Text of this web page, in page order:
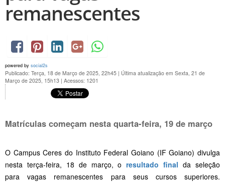
remanescentes
powered by social2s
Publicado: Terça, 18 de Março de 2025, 22h45 | Última atualização em Sexta, 21 de
Março de 2025, 15h13 | Acessos: 1201
Matrículas começam nesta quarta-feira, 19 de março
O Campus Ceres do Instituto Federal Goiano (IF Goiano) divulga
nesta terça-feira, 18 de março, oresultado final da seleção
para vagas remanescentes para seus cursos superiores.